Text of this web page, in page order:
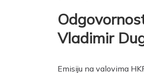
Vladimir
Emisiju na valovima